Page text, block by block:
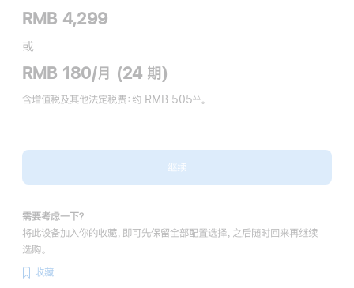
RMB 4,299
或
RMB 180/月 (24 期)
含增值税及其他法定税费 ：约 RMB 505∆∆ 。
继续
需要考虑一下？
将此设备加入你的收藏，即可先保留全部配置选择，之后随时回来再继续
选购。
收藏